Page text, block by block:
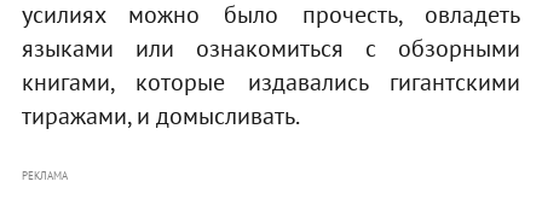
усилиях можно было прочесть, овладеть
языками или ознакомиться с обзорными
книгами, которые издавались гигантскими
тиражами, и домысливать.
РЕКЛАМА